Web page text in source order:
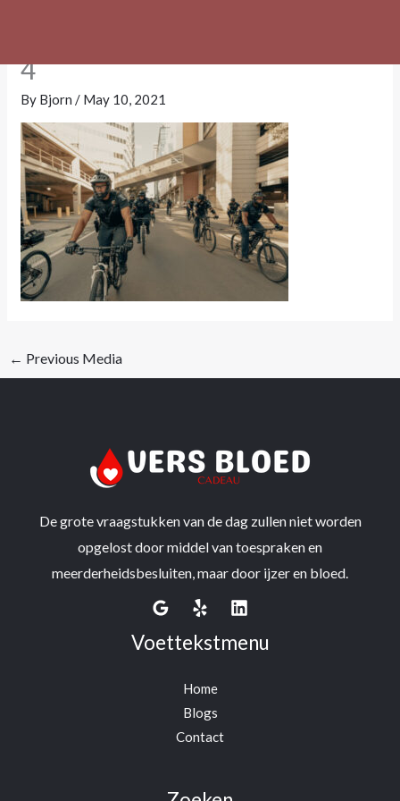
4
By Bjorn / May 10, 2021
← Previous Media
De grote vraagstukken van de dag zullen niet worden
opgelost door middel van toespraken en
meerderheidsbesluiten, maar door ijzer en bloed.
Voettekstmenu
Home
Blogs
Contact